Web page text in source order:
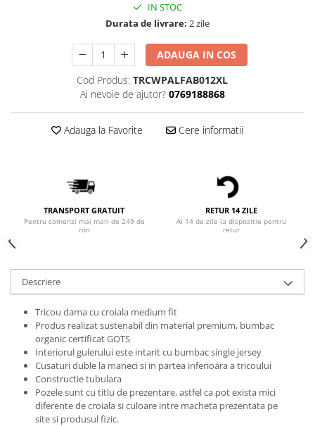
Bluze Japanese
Bluze Lips
Bluze Pisici
Bluze Primavara
Bluze Tattoo
Bluze X-mas
Hanorace Unisex
Body-uri
IN STOC
Durata de livrare: 2 zile
ADAUGA IN COS
Cod Produs: TRCWPALFAB012XL
Ai nevoie de ajutor? 0769188868
Adauga la Favorite Cere informatii
TRANSPORT GRATUIT
Pentru comenzi mai mari de 249 de
ron
RETUR 14 ZILE
Ai 14 de zile la dispozitie pentru
retur
Descriere
Tricou dama cu croiala medium fit
Produs realizat sustenabil din material premium, bumbac
organic certificat GOTS
Interiorul gulerului este intarit cu bumbac single jersey
Cusaturi duble la maneci si in partea inferioara a tricoului
Constructie tubulara
Pozele sunt cu titlu de prezentare, astfel ca pot exista mici
diferente de croiala si culoare intre macheta prezentata pe
site si produsul fizic.